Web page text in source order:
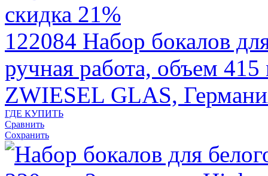
скидка 21%
122084 Набор бокалов
ручная работа, объем
ZWIESEL GLAS,
ГДЕ КУПИТЬ
Сравнить
Сохранить